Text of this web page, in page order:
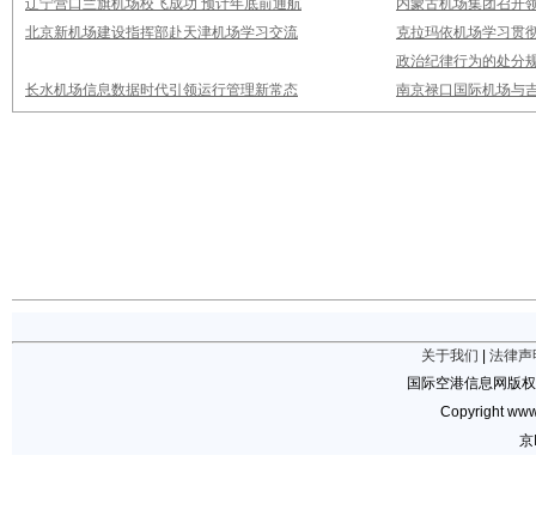
辽宁营口兰旗机场校飞成功 预计年底前通航
内蒙古机场集团召开
北京新机场建设指挥部赴天津机场学习交流
克拉玛依机场学习贯
政治纪律行为的处分
长水机场信息数据时代引领运行管理新常态
南京禄口国际机场与
关于我们
法律声
国际空港信息网版
Copyright